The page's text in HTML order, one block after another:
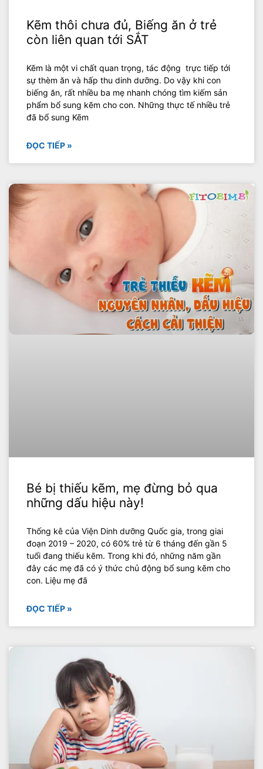
Kẽm thôi chưa đủ, Biếng ăn ở trẻ
còn liên quan tới SẮT
Kẽm là một vi chất quan trọng, tác động trực tiếp tới
sự thèm ăn và hấp thu dinh dưỡng. Do vậy khi con
biếng ăn, rất nhiều ba mẹ nhanh chóng tìm kiếm sản
phẩm bổ sung kẽm cho con. Những thực tế nhiều trẻ
đã bổ sung Kẽm
ĐỌC TIẾP »
Bé bị thiếu kẽm, mẹ đừng bỏ qua
những dấu hiệu này!
Thống kê của Viện Dinh dưỡng Quốc gia, trong giai
đoạn 2019 – 2020, có 60% trẻ từ 6 tháng đến gần 5
tuổi đang thiếu kẽm. Trong khi đó, những năm gần
đây các mẹ đã có ý thức chủ động bổ sung kẽm cho
con. Liệu mẹ đã
ĐỌC TIẾP »